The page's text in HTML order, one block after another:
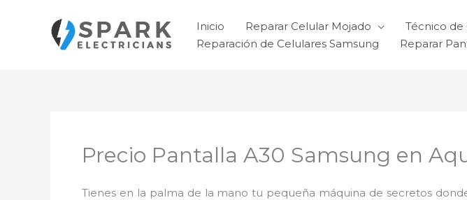
contenido
Inicio Reparar Celular Mojado Técnico de
Reparación de Celulares Samsung
Reparar
Precio Pantalla A30 Samsung en
Tienes en la palma de la mano tu pequeña máquina de secretos